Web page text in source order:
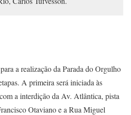
a realização da Parada do Orgulho
A primeira será iniciada às
a interdição da Av. Atlântica, pista
Otaviano e a Rua Miguel